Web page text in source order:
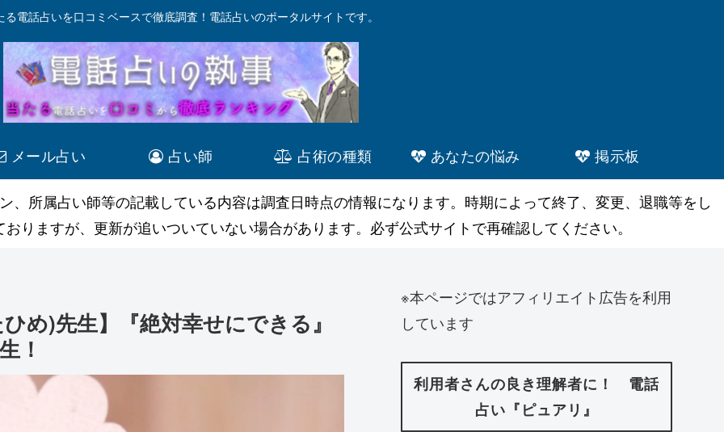
る電話占いを口コミベースで徹底調査！電話占いのポータルサイトです。
メール占い 占い師 占術の種類 あなたの悩み 掲示板
、所属占い師等の記載している内容は調査日時点の情報になります。時期によって終了、変更、退職等をし
りますが、更新が追いついていない場合があります。必ず公式サイトで再確認してください。
め)先生】『絶対幸せにできる』
！
※本ページではアフィリエイト広告を利用
しています
利用者さんの良き理解者に！ 電話
占い『ピュアリ』